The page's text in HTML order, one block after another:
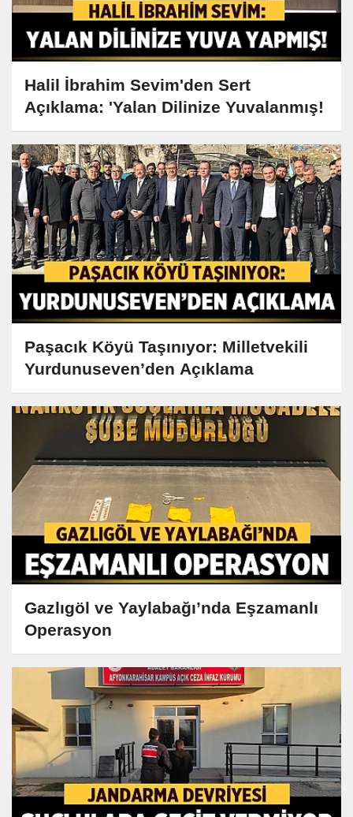
Halil İbrahim Sevim'den Sert
Açıklama: 'Yalan Dilinize Yuvalanmış!
Paşacık Köyü Taşınıyor: Milletvekili
Yurdunuseven’den Açıklama
Gazlıgöl ve Yaylabağı’nda Eşzamanlı
Operasyon